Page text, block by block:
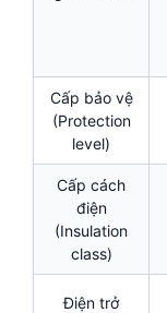
Cấp bảo vệ
(Protection
level)
Cấp cách
điện
(Insulation
class)
Điện trở